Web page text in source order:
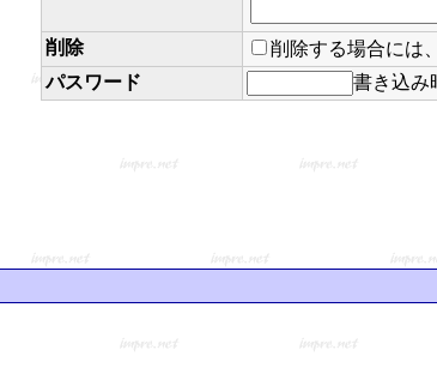
削除
削除する場合には
パスワード
書き込み